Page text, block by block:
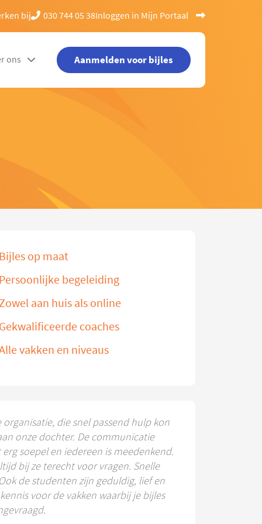
bij 030 744 05 38Inloggen in Mijn Portaal
ons Aanmelden voor bijles
Bijles op maat
Persoonlijke begeleiding
Zowel aan huis als online
Gekwalificeerde coaches
vakken en niveaus
organisatie, die snel passend hulp kon
onze dochter. De communicatie
soepel en iedereen is meedenkend.
bij ze terecht voor vragen. Snelle
de studenten zijn geduldig, lief en
voor de vakken waarbij je bijles